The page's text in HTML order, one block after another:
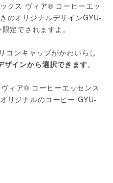
クス ヴィア® コーヒーエッ
のオリジナルデザインGYU‐
定でされますよ。
コンキャップがかわいらし
ザインから選択できます。
ィア® コーヒーエッセンス
リジナルのコーヒー GYU‐